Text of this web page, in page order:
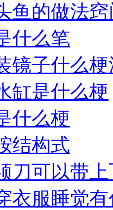
鱼的做法窍
什么笔
镜子什么
缸是什么梗
什么梗
结构式
刀可以带
衣服睡觉